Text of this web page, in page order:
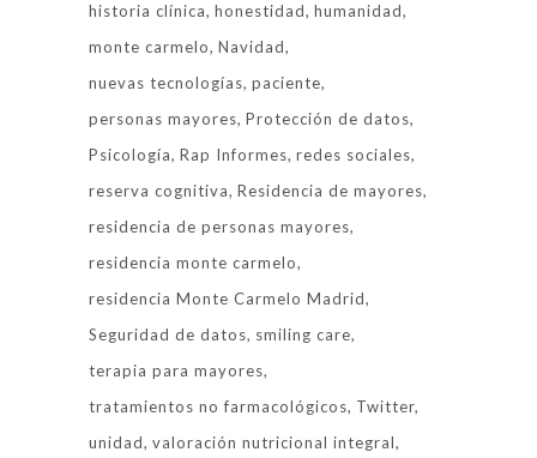
historia clínica honestidad humanidad
monte carmelo Navidad
nuevas tecnologías paciente
personas mayores Protección de datos
Psicología Rap Informes redes sociales
reserva cognitiva Residencia de mayores
residencia de personas mayores
residencia monte carmelo
residencia Monte Carmelo Madrid
Seguridad de datos smiling care
terapia para mayores
tratamientos no farmacológicos Twitter
unidad valoración nutricional integral